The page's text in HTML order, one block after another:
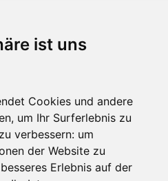
ist uns
Cookies und andere
um Ihr Surferlebnis zu
verbessern: um
der Website zu
Erlebnis auf der
Daten an den
weitergeleitet
Informationen und
Du in der
.
abschicken